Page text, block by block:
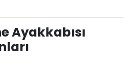
Ayakkabısı